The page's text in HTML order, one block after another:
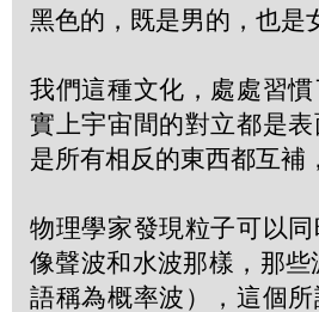
黑色的，既是男的，也是
我們這種文化，處處習
實上宇宙間的對立都是
是所有相反的東西都互補
物理學家發現粒子可以
像聲波和水波那樣，那
語稱為概率波），這個